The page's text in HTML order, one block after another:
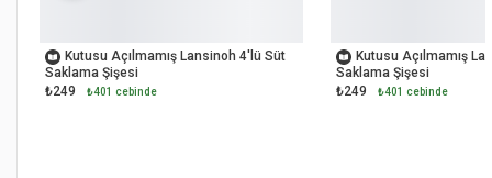
Kutusu Açılmamış Lansinoh 4'lü Süt
Saklama Şişesi
₺249
₺401 cebinde
Kutusu Açılmamış
Saklama Şişesi
₺249
₺401 cebinde